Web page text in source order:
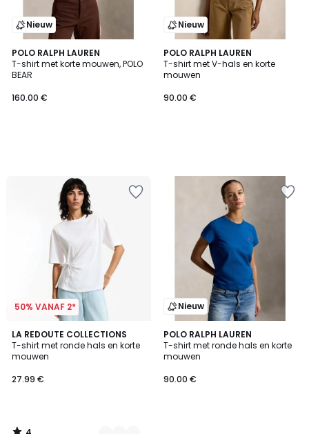
Nieuw
POLO RALPH LAUREN
T-shirt met korte mouwen, POLO
BEAR
160.00 €
Nieuw
POLO RALPH LAUREN
T-shirt met V-hals en korte
mouwen
90.00 €
50% VANAF 2*
LA REDOUTE COLLECTIONS
T-shirt met ronde hals en korte
mouwen
27.99 €
4
/
5
2
Kleuren
Nieuw
POLO RALPH LAUREN
T-shirt met ronde hals en korte
mouwen
90.00 €